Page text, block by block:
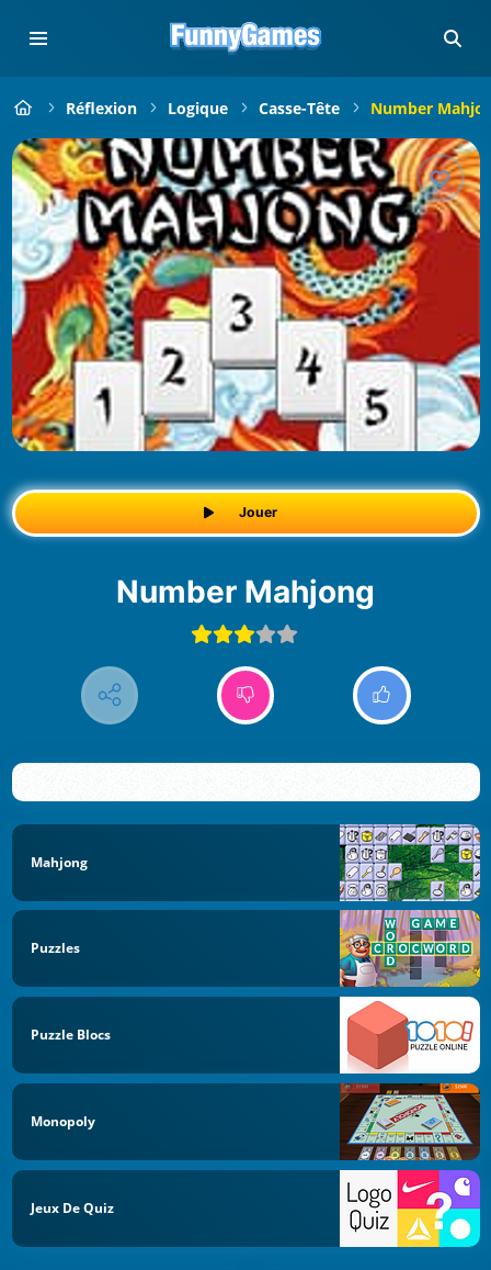
Réflexion Logique Casse-Tête Number
Jouer
Number Mahjong
Mahjong
Puzzles
Puzzle Blocs
Monopoly
Jeux De Quiz